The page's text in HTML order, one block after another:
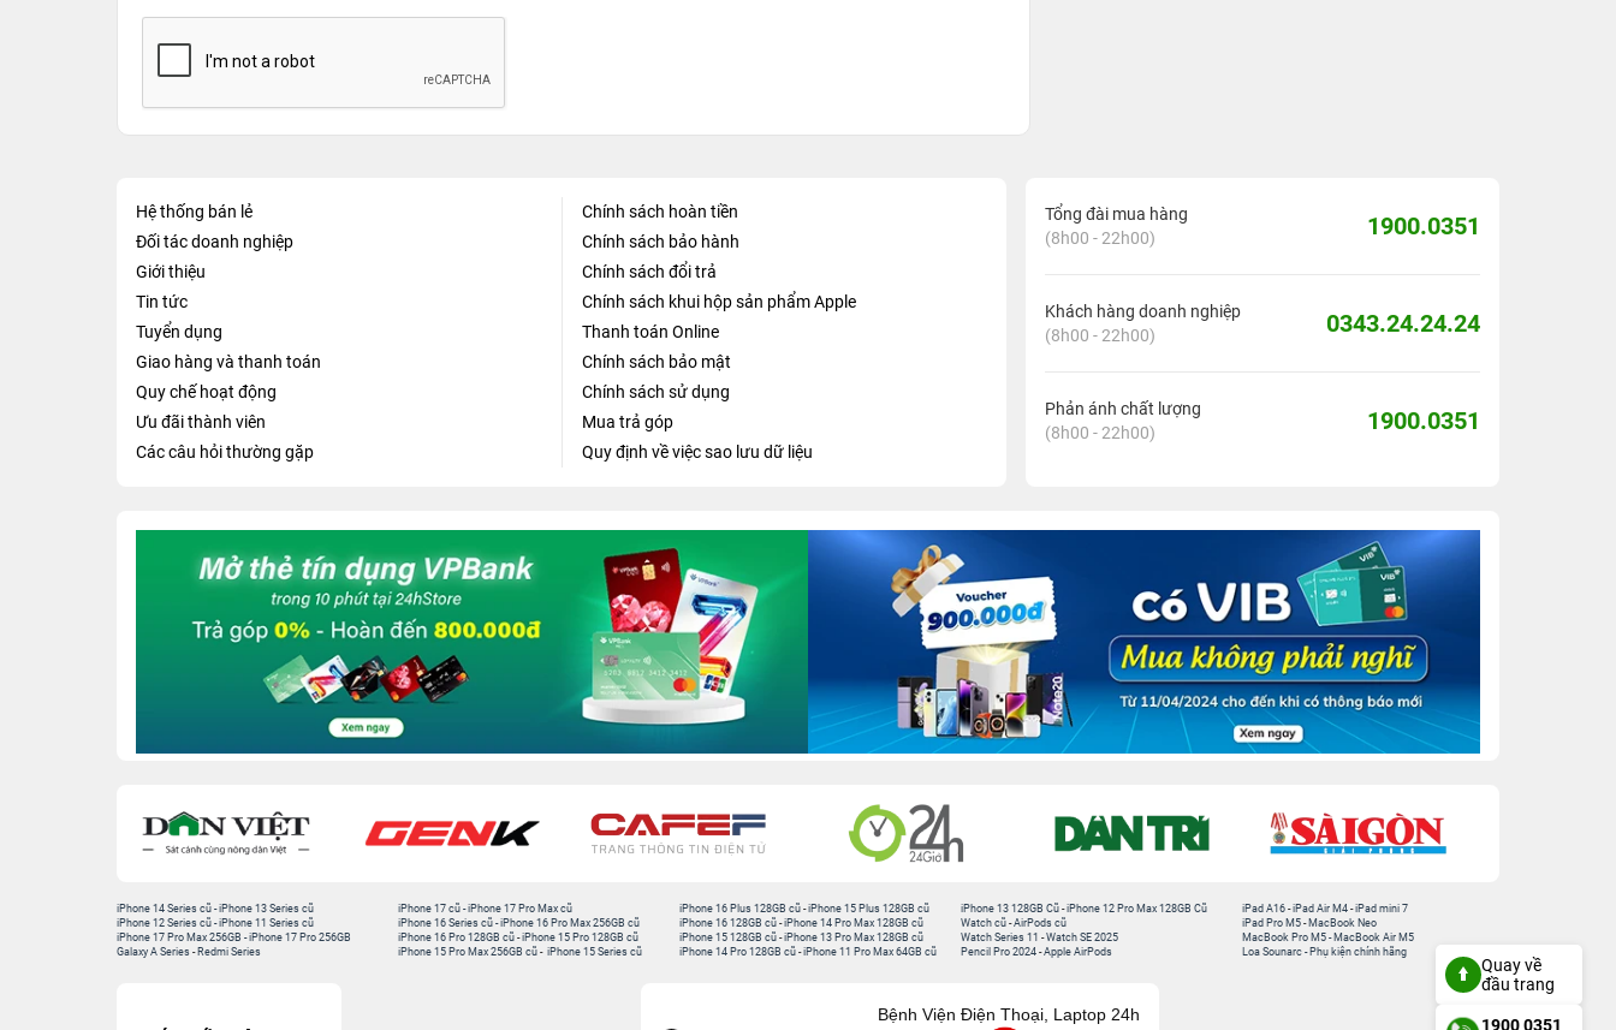
Hệ thống bán lẻ
Đối tác doanh nghiệp
Giới thiệu
Tin tức
Tuyển dụng
Giao hàng và thanh toán
Quy chế hoạt động
Ưu đãi thành viên
Các câu hỏi thường gặp
Chính sách hoàn tiền
Chính sách bảo hành
Chính sách đổi trả
Chính sách khui hộp sản phẩm Apple
Thanh toán Online
Chính sách bảo mật
Chính sách sử dụng
Mua trả góp
Quy định về việc sao lưu dữ liệu
Tổng đài mua hàng
(8h00 - 22h00)
1900.0351
Khách hàng doanh nghiệp
(8h00 - 22h00)
0343.24.24.24
Phản ánh chất lượng
(8h00 - 22h00)
1900.0351
iPhone 14 Series cũ -iPhone 13 Series cũ
iPhone 12 Series cũ -iPhone 11 Series cũ
iPhone 17 Pro Max 256GB -iPhone 17 Pro 256GB
Galaxy A Series - Redmi Series
iPhone 17 cũ -iPhone 17 Pro Max cũ
iPhone 16 Series cũ - iPhone 16 Pro Max 256GB cũ
iPhone 16 Pro 128GB cũ -iPhone 15 Pro 128GB cũ
iPhone 15 Pro Max 256GB cũ - iPhone 15 Series cũ
iPhone 16 Plus 128GB cũ -iPhone 15 Plus 128GB cũ
iPhone 16 128GB cũ -iPhone 14 Pro Max 128GB cũ
iPhone 15 128GB cũ -iPhone 13 Pro Max 128GB cũ
iPhone 14 Pro 128GB cũ -iPhone 11 Pro Max 64GB cũ
iPhone 13 128GB Cũ -iPhone 12 Pro Max 128GB Cũ
Watch cũ -AirPods cũ
Watch Series 11 -Watch SE 2025
Pencil Pro 2024 -Apple AirPods
iPad A16 -iPad Air M4 -iPad mini 7
iPad Pro M5 - MacBook Neo
MacBook Pro M5 - MacBook Air M5
Loa Sounarc - Phụ kiện chính hãng
Bệnh Viện Điện Thoại, Laptop 24h
Quay về
đầu trang
1900 0351